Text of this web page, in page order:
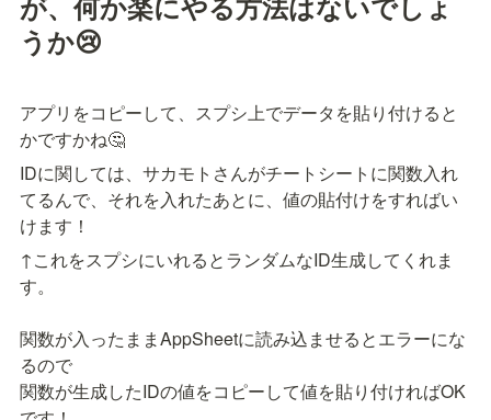
うか😢
アプリをコピーして、スプシ上でデータを貼り付けると
かですかね🤔
IDに関しては、サカモトさんがチートシートに関数入れ
てるんで、それを入れたあとに、値の貼付けをすればい
けます！
↑これをスプシにいれるとランダムなID生成してくれま
す。
関数が入ったままAppSheetに読み込ませるとエラーにな
るので
関数が生成したIDの値をコピーして値を貼り付ければOK